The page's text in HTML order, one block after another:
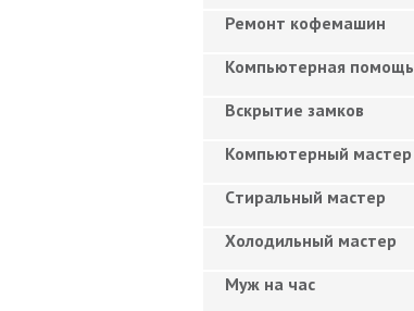
Ремонт кофемашин
Компьютерная помощь
Вскрытие замков
Компьютерный мастер
Cтиральный мастер
Холодильный мастер
Муж на час